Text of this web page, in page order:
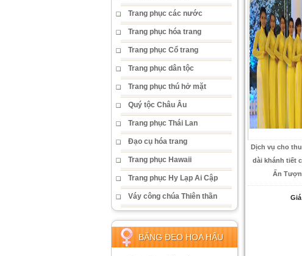
Trang phục các nước
Trang phục hóa trang
Trang phục Cổ trang
Trang phục dân tộc
Trang phục thú hở mặt
Quý tộc Châu Âu
Trang phục Thái Lan
Đạo cụ hóa trang
Trang phục Hawaii
Trang phục Hy Lạp Ai Cập
Váy công chúa Thiên thần
BĂNG ĐEO HOA HẬU
Dịch vụ cho
dài khánh tiết
Ấn